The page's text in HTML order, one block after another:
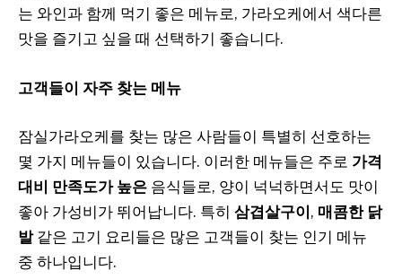
는 와인과 함께 먹기 좋은 메뉴로, 가라오케에서 색다른
맛을 즐기고 싶을 때 선택하기 좋습니다.
고객들이 자주 찾는 메뉴
잠실가라오케를 찾는 많은 사람들이 특별히 선호하는
몇 가지 메뉴들이 있습니다. 이러한 메뉴들은 주로 가격
대비 만족도가 높은 음식들로, 양이 넉넉하면서도 맛이
좋아 가성비가 뛰어납니다. 특히 삼겹살구이, 매콤한 닭
발같은 고기 요리들은 많은 고객들이 찾는 인기 메뉴
중 하나입니다.